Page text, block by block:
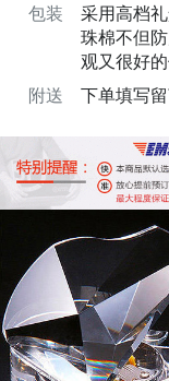
包装
采用高档
珠棉不但
观又很好
附送
下单填写